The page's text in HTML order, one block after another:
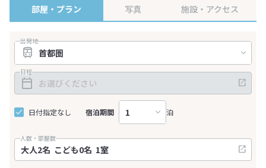
部屋・プラン 写真 施設・アクセス
出発地
日程
日付指定なし 宿泊期間 泊
人数・部屋数